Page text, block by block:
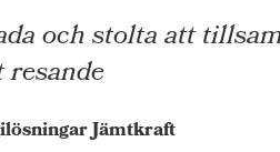
och stolta att
Jämtkraft